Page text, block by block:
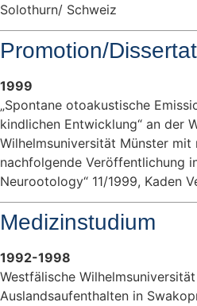
Solothurn/ Schweiz
Promotion/
1999
„Spontane otoakustische
kindlichen Entwicklung“ an der
Wilhelmsuniversität Münster mit
nachfolgende Veröffentlichung
Neurootology“ 11/1999, Kaden
Medizinstudium
1992-1998
Westfälische
Auslandsaufenthalten in